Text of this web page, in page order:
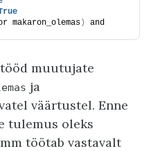
makaron_olemas )
and
muutujate
ja
väärtustel. Enne
tulemus oleks
töötab vastavalt